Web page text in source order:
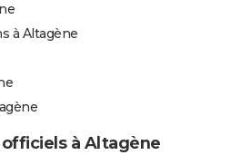
à Altagène
à Altagène